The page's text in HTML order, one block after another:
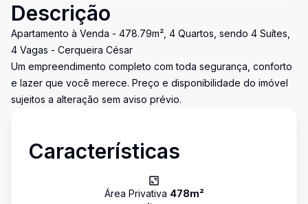
Descrição
Apartamento à Venda - 478.79m², 4 Quartos, sendo 4 Suítes,
4 Vagas - Cerqueira César
Um empreendimento completo com toda segurança, conforto
e lazer que você merece. Preço e disponibilidade do imóvel
sujeitos a alteração sem aviso prévio.
Características
Área Privativa 478m²